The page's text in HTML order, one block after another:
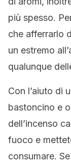
più spesso.
che afferrarlo
un estremo
qualunque
Con l’aiuto di
bastoncino e
dell’incenso
fuoco e
consumare.